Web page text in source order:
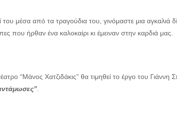
μέσα από τα τραγούδια του, γινόμαστε μια αγκαλιά
που ήρθαν ένα καλοκαίρι κι έμειναν στην καρδιά μας.
“Μάνος Χατζιδάκις” θα τιμηθεί το έργο του Γιάννη
.